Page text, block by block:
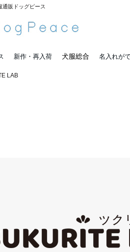
通販ドッグピース
新作・再入荷 犬服総合 名入れが
LAB